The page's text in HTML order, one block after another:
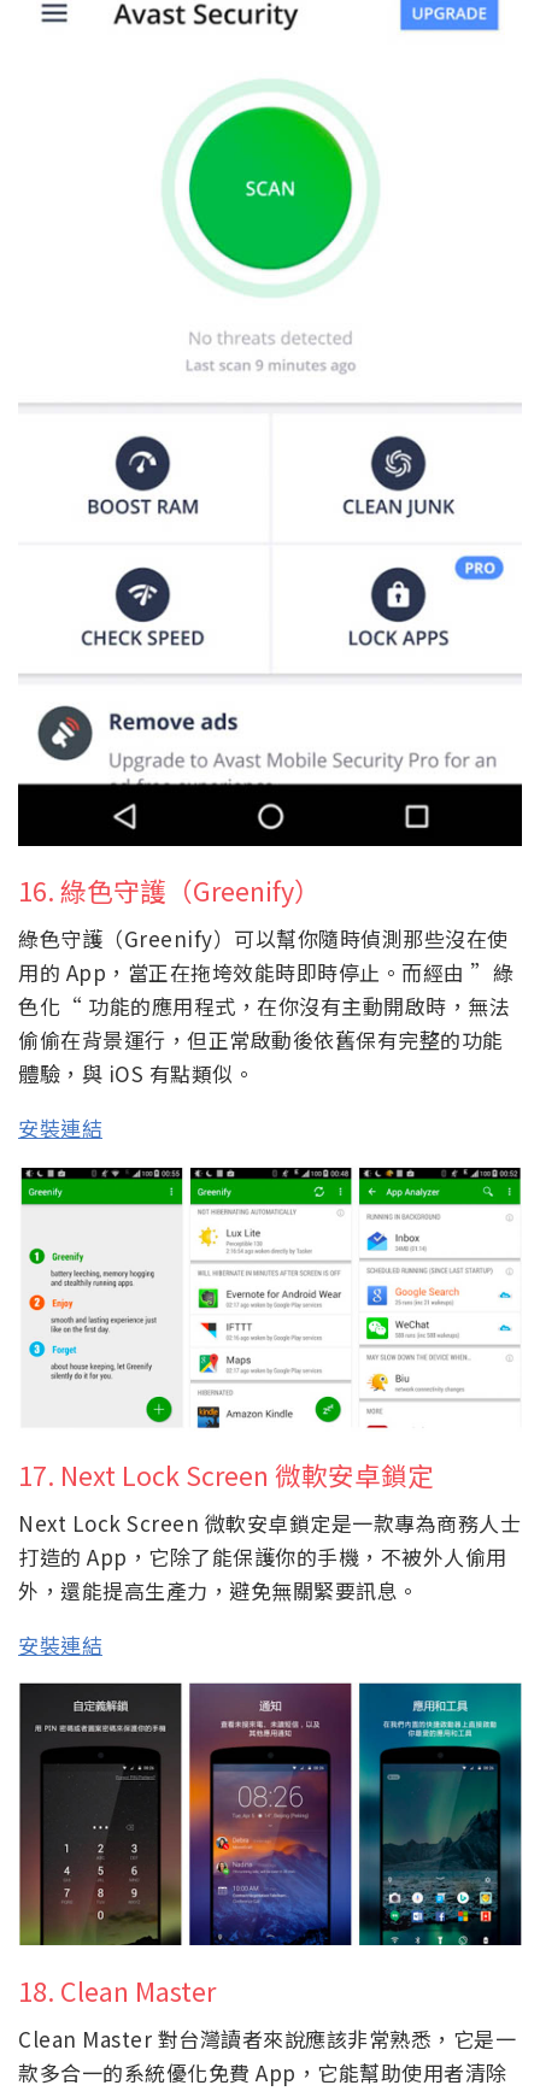
16. 綠色守護（Greenify）
綠色守護（Greenify）可以幫你隨時偵測那些沒在使
用的 App，當正在拖垮效能時即時停止。而經由 ”綠
色化“ 功能的應用程式，在你沒有主動開啟時，無法
偷偷在背景運行，但正常啟動後依舊保有完整的功能
體驗，與 iOS 有點類似。
安裝連結
17. Next Lock Screen 微軟安卓鎖定
Next Lock Screen 微軟安卓鎖定是一款專為商務人士
打造的 App，它除了能保護你的手機，不被外人偷用
外，還能提高生產力，避免無關緊要訊息。
安裝連結
18. Clean Master
Clean Master 對台灣讀者來說應該非常熟悉，它是一
款多合一的系統優化免費 App，它能幫助使用者清除